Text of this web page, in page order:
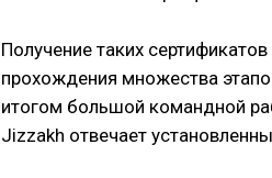
Получение таких
прохождения множества
итогом большой командной
Jizzakh отвечает